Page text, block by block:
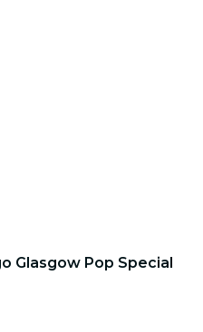
Glasgow Pop Special